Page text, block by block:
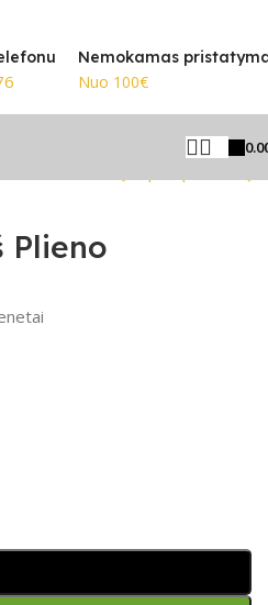
🎸 Žinomiausi prekių
Nemokamas
Nuo 100€
Plieno